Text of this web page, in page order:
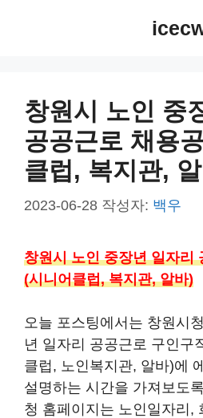
창원시 노인 중
공공근로 채용
클럽, 복지관,
2023-06-28 작성자: 백우
창원시 노인 중장년 일자리
(시니어클럽, 복지관, 알바)
오늘 포스팅에서는 창원시
년 일자리 공공근로 구인구
클럽, 노인복지관, 알바)에
설명하는 시간을 가져보도
청 홈페이지는 노인일자리,